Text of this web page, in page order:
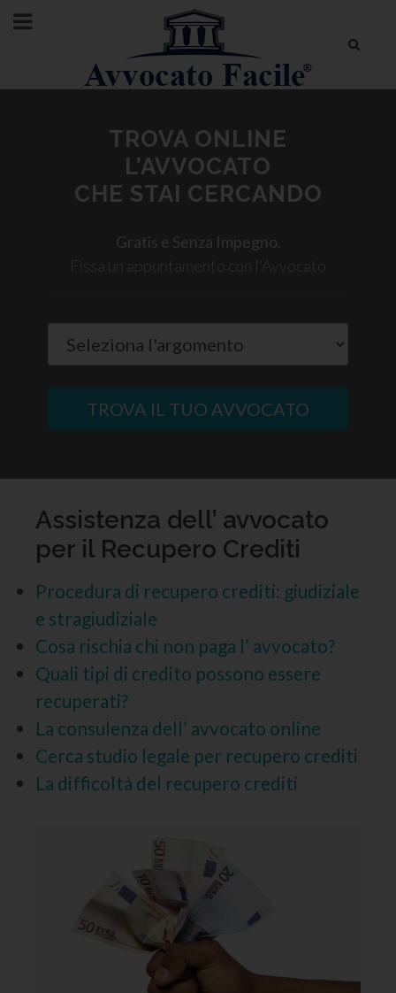
TROVA ONLINE
L’AVVOCATO
CHE STAI CERCANDO
Gratis e Senza Impegno.
Fissa un appuntamento con l'Avvocato
TROVA IL TUO AVVOCATO
Assistenza dell’ avvocato
per il Recupero Crediti
Procedura di recupero crediti: giudiziale
e stragiudiziale
Cosa rischia chi non paga l’ avvocato?
Quali tipi di credito possono essere
recuperati?
La consulenza dell’ avvocato online
Cerca studio legale per recupero crediti
La difficoltà del recupero crediti